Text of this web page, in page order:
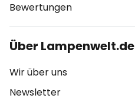
Bewertungen
Über Lampenwelt.de
Wir über uns
Newsletter